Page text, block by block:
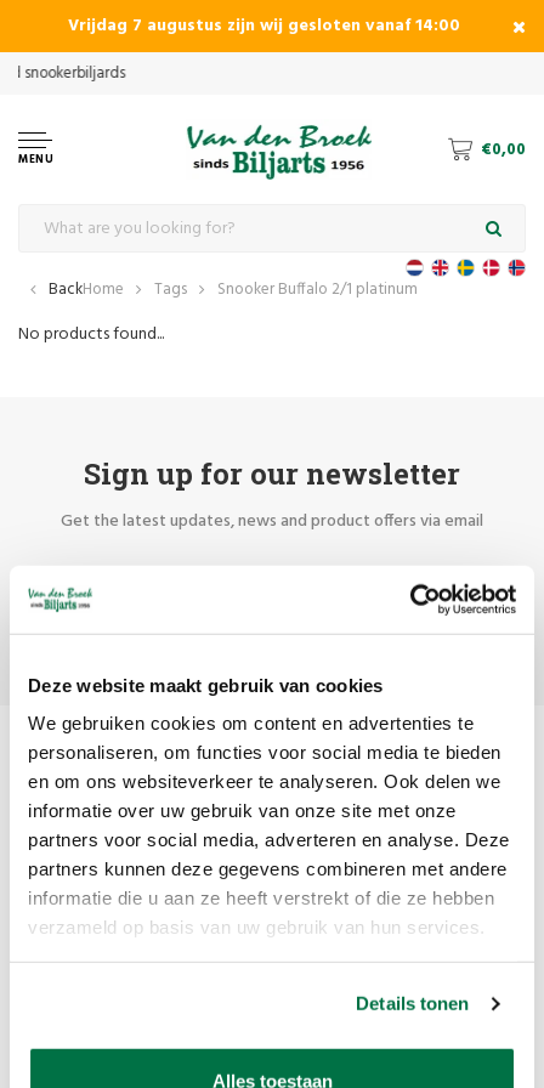
Deze website maakt gebruik van cookies
We gebruiken cookies om content en advertenties te
personaliseren, om functies voor social media te bieden
en om ons websiteverkeer te analyseren. Ook delen we
informatie over uw gebruik van onze site met onze
partners voor social media, adverteren en analyse. Deze
partners kunnen deze gegevens combineren met andere
informatie die u aan ze heeft verstrekt of die ze hebben
verzameld op basis van uw gebruik van hun services.
Details tonen
Alles toestaan
Vrijdag 7 augustus zijn wij gesloten vanaf 14:00
MENU €0,00
BackHome Tags Snooker Buffalo 2/1 platinum
No products found...
Sign up for our newsletter
Get the latest updates, news and product offers via email
Subscribe
Van den Broek Biljarts staat voor kwaliteit, vakmanschap en service.
1332 AZ Almere